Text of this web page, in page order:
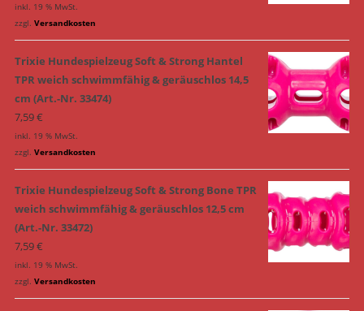
inkl. 19 % MwSt.
zzgl. Versandkosten
Trixie Hundespielzeug Soft & Strong Hantel
TPR weich schwimmfähig & geräuschlos 14,5
cm (Art.-Nr. 33474)
7,59€
inkl. 19 % MwSt.
zzgl. Versandkosten
Trixie Hundespielzeug Soft & Strong Bone TPR
weich schwimmfähig & geräuschlos 12,5 cm
(Art.-Nr. 33472)
7,59€
inkl. 19 % MwSt.
zzgl. Versandkosten